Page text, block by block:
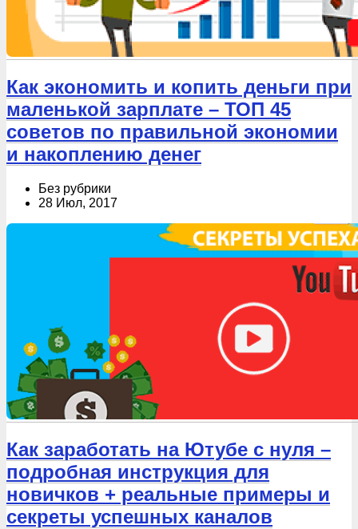
Как экономить и копить деньги при
маленькой зарплате – ТОП 45
советов по правильной экономии
и накоплению денег
Без рубрики
28 Июл, 2017
Как заработать на Ютубе с нуля –
подробная инструкция для
новичков + реальные примеры и
секреты успешных каналов